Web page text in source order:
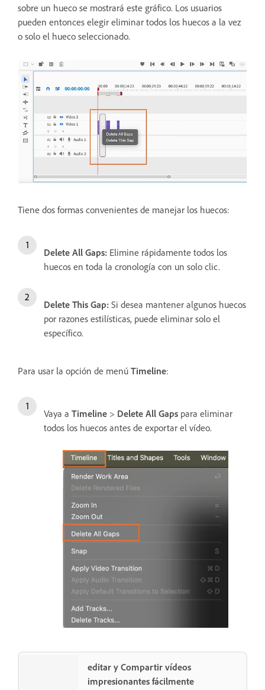
sobre un hueco se mostrará este gráfico. Los usuarios
pueden entonces elegir eliminar todos los huecos a la vez
o solo el hueco seleccionado.
Tiene dos formas convenientes de manejar los huecos:
Delete All Gaps: Elimine rápidamente todos los
huecos en toda la cronología con un solo clic.
Delete This Gap: Si desea mantener algunos huecos
por razones estilísticas, puede eliminar solo el
específico.
Para usar la opción de menú Timeline:
Vaya a Timeline > Delete All Gaps para eliminar
todos los huecos antes de exportar el vídeo.
editar y Compartir vídeos
impresionantes fácilmente